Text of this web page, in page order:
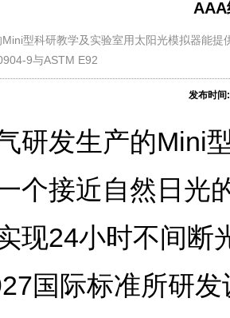
AAA
型科研教学及实验室用太阳光模拟器能
9与ASTM E92
发布时间:
研发生产的Mini
个接近自然日光
现24小时不间断
国际标准所研